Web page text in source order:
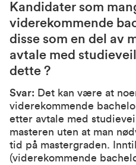
Kandidater som
viderekommende
disse som en del av
avtale med
dette ?
Svar: Det kan være at
viderekommende
etter avtale med
masteren uten at man
tid på mastergraden.
(viderekommende